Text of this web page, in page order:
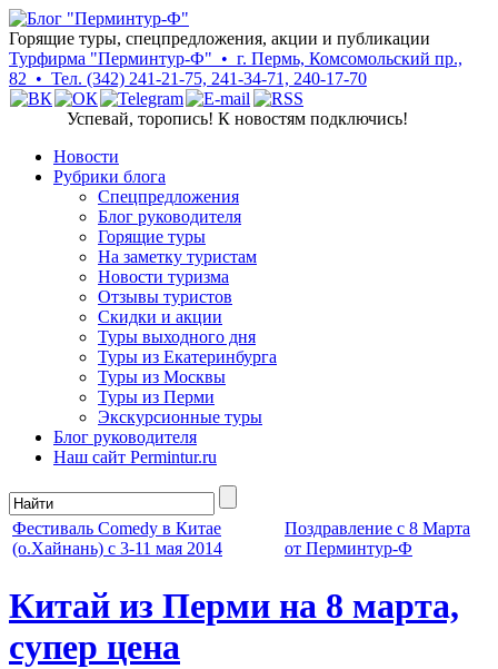
Горящие туры, спецпредложения, акции и публикации
Турфирма "Перминтур-Ф" • г. Пермь, Комсомольский пр.,
82 • Тел. (342) 241-21-75, 241-34-71, 240-17-70
Успевай, торопись! К новостям подключись!
Новости
Рубрики блога
Cпецпредложения
Блог руководителя
Горящие туры
На заметку туристам
Новости туризма
Отзывы туристов
Скидки и акции
Туры выходного дня
Туры из Екатеринбурга
Туры из Москвы
Туры из Перми
Экскурсионные туры
Блог руководителя
Наш сайт Permintur.ru
Фестиваль Comedy в Китае
(о.Хайнань) с 3-11 мая 2014
Поздравление с 8 Марта
от Перминтур-Ф
Китай из Перми на 8 марта,
супер цена